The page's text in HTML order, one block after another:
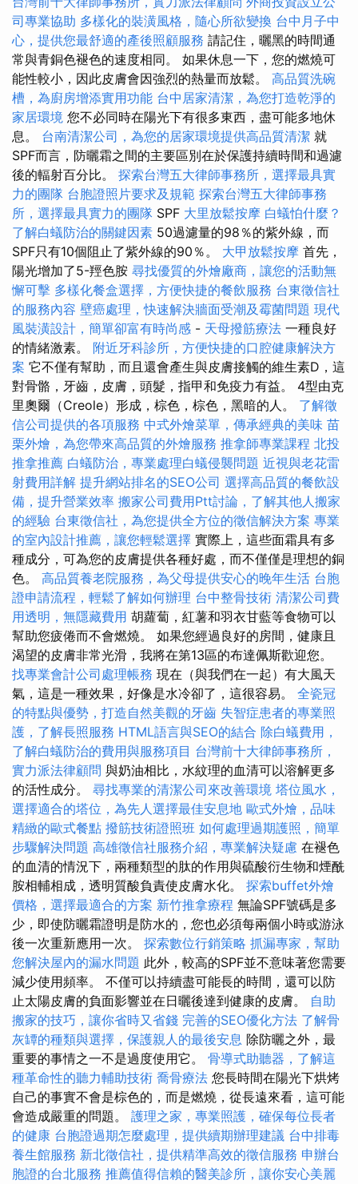
司專業協助 多樣化的裝潢風格，隨心所欲變換 台中月子中
心，提供您最舒適的產後照顧服務 請記住，曬黑的時間通
常與青銅色褪色的速度相同。 如果休息一下，您的燃燒可
能性較小，因此皮膚會因強烈的熱量而放鬆。 高品質洗碗
槽，為廚房增添實用功能 台中居家清潔，為您打造乾淨的
家居環境 您不必同時在陽光下有很多東西，盡可能多地休
息。 台南清潔公司，為您的居家環境提供高品質清潔 就
SPF而言，防曬霜之間的主要區別在於保護持續時間和過濾
後的輻射百分比。 探索台灣五大律師事務所，選擇最具實
力的團隊 台胞證照片要求及規範 探索台灣五大律師事務
所，選擇最具實力的團隊 SPF 大里放鬆按摩 白蟻怕什麼？
了解白蟻防治的關鍵因素 50過濾量的98％的紫外線，而
SPF只有10個阻止了紫外線的90％。 大甲放鬆按摩 首先，
陽光增加了5-羥色胺 尋找優質的外燴廠商，讓您的活動無
懈可擊 多樣化餐盒選擇，方便快捷的餐飲服務 台東徵信社
的服務內容 壁癌處理，快速解決牆面受潮及霉菌問題 現代
風裝潢設計，簡單卻富有時尚感 - 天母撥筋療法 一種良好
的情緒激素。 附近牙科診所，方便快捷的口腔健康解決方
案 它不僅有幫助，而且還會產生與皮膚接觸的維生素D，這
對骨骼，牙齒，皮膚，頭髮，指甲和免疫力有益。 4型由克
里奧爾（Creole）形成，棕色，棕色，黑暗的人。 了解徵
信公司提供的各項服務 中式外燴菜單，傳承經典的美味 苗
栗外燴，為您帶來高品質的外燴服務 推拿師專業課程 北投
推拿推薦 白蟻防治，專業處理白蟻侵襲問題 近視與老花雷
射費用詳解 提升網站排名的SEO公司 選擇高品質的餐飲設
備，提升營業效率 搬家公司費用Ptt討論，了解其他人搬家
的經驗 台東徵信社，為您提供全方位的徵信解決方案 專業
的室內設計推薦，讓您輕鬆選擇 實際上，這些面霜具有多
種成分，可為您的皮膚提供各種好處，而不僅僅是理想的銅
色。 高品質養老院服務，為父母提供安心的晚年生活 台胞
證申請流程，輕鬆了解如何辦理 台中整骨技術 清潔公司費
用透明，無隱藏費用 胡蘿蔔，紅薯和羽衣甘藍等食物可以
幫助您疲倦而不會燃燒。 如果您經過良好的房間，健康且
渴望的皮膚非常光滑，我將在第13區的布達佩斯歡迎您。
找專業會計公司處理帳務 現在（與我們在一起）有大風天
氣，這是一種效果，好像是水冷卻了，這很容易。 全瓷冠
的特點與優勢，打造自然美觀的牙齒 失智症患者的專業照
護，了解長照服務 HTML語言與SEO的結合 除白蟻費用，
了解白蟻防治的費用與服務項目 台灣前十大律師事務所，
實力派法律顧問 與奶油相比，水紋理的血清可以溶解更多
的活性成分。 尋找專業的清潔公司來改善環境 塔位風水，
選擇適合的塔位，為先人選擇最佳安息地 歐式外燴，品味
精緻的歐式餐點 撥筋技術證照班 如何處理過期護照，簡單
步驟解決問題 高雄徵信社服務介紹，專業解決疑慮 在褪色
的血清的情況下，兩種類型的肽的作用與硫酸衍生物和煙酰
胺相輔相成，透明質酸負責使皮膚水化。 探索buffet外燴
價格，選擇最適合的方案 新竹推拿療程 無論SPF號碼是多
少，即使防曬霜證明是防水的，您也必須每兩個小時或游泳
後一次重新應用一次。 探索數位行銷策略 抓漏專家，幫助
您解決屋內的漏水問題 此外，較高的SPF並不意味著您需要
減少使用頻率。 不僅可以持續盡可能長的時間，還可以防
止太陽皮膚的負面影響並在日曬後達到健康的皮膚。 自助
搬家的技巧，讓你省時又省錢 完善的SEO優化方法 了解骨
灰罈的種類與選擇，保護親人的最後安息 除防曬之外，最
重要的事情之一不是過度使用它。 骨導式助聽器，了解這
種革命性的聽力輔助技術 喬骨療法 您長時間在陽光下烘烤
自己的事實不會是棕色的，而是燃燒，從長遠來看，這可能
會造成嚴重的問題。 護理之家，專業照護，確保每位長者
的健康 台胞證過期怎麼處理，提供續期辦理建議 台中排毒
養生館服務 新北徵信社，提供精準高效的徵信服務 申辦台
胞證的台北服務 推薦值得信賴的醫美診所，讓你安心美麗